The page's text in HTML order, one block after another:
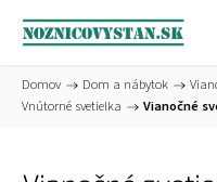
Domov / Dom a nábytok /
Vnútorné svetielka / Vianočné